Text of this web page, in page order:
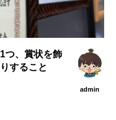
つ、賞状を飾
すること
admin